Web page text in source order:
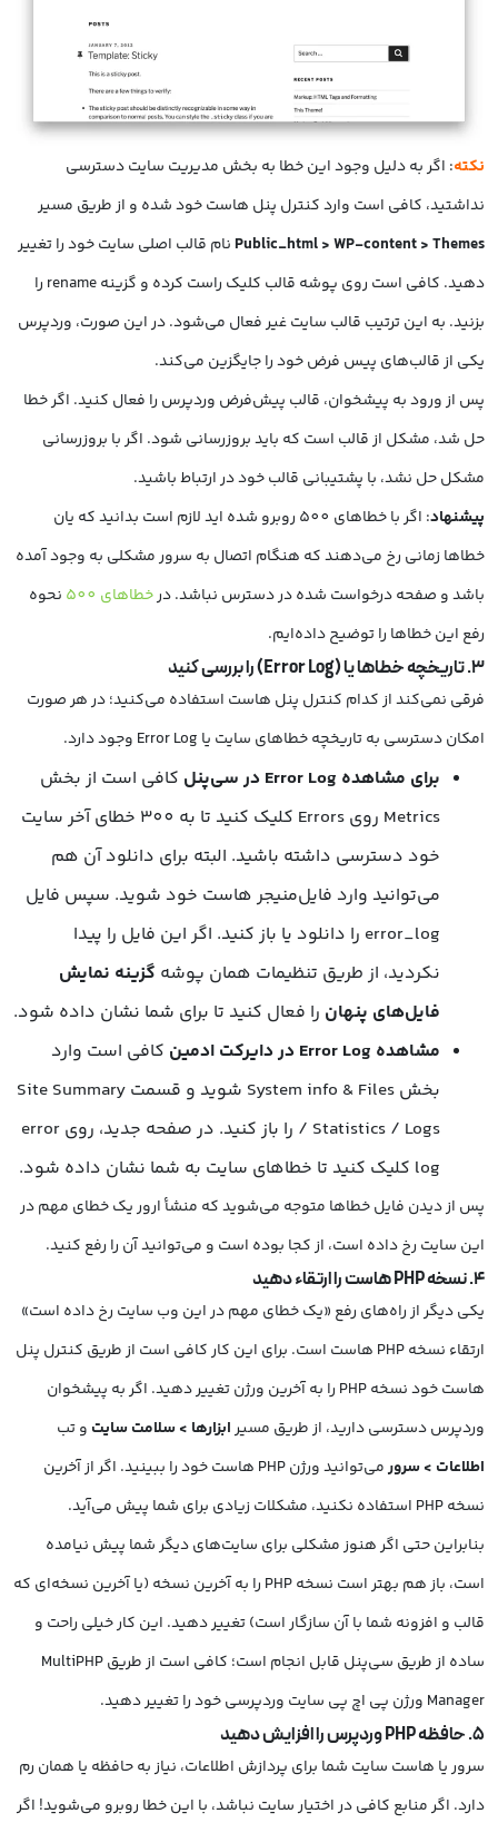
نکته: اگر به دلیل وجود این خطا به بخش مدیریت سایت دسترسی
نداشتید، کافی است وارد کنترل پنل هاست خود شده و از طریق مسیر
Public_html > WP-content > Themesنام قالب اصلی سایت خود را تغییر
دهید. کافی است روی پوشه قالب کلیک راست کرده و گزینه rename را
بزنید. به این ترتیب قالب سایت غیر فعال می‌شود. در این صورت، وردپرس
یکی از قالب‌های پیس فرض خود را جایگزین می‌کند.
پس از ورود به پیشخوان، قالب پیش‌فرض وردپرس را فعال کنید. اگر خطا
حل شد، مشکل از قالب است که باید بروزرسانی شود. اگر با بروزرسانی
مشکل حل نشد، با پشتیبانی قالب خود در ارتباط باشید.
پیشنهاد
: اگر با خطاهای 500 روبرو شده اید لازم است بدانید که یان
خطاها زمانی رخ می‌دهند که هنگام اتصال به سرور مشکلی به وجود آمده
باشد و صفحه درخواست شده در دسترس نباشد. درخطاهای 500
نحوه
رفع این خطاها را توضیح داده‌ایم.
3. تاریخچه خطاها یا ( Error Log) را بررسی کنید
فرقی نمی‌کند از کدام کنترل پنل هاست استفاده می‌کنید؛ در هر صورت
امکان دسترسی به تاریخچه خطاهای سایت یا Error Log وجود دارد.
برای مشاهده Error Log در سی‌پنل کافی است از بخش
Metrics روی Errors کلیک کنید تا به 300 خطای آخر سایت
خود دسترسی داشته باشید. البته برای دانلود آن هم
می‌توانید وارد فایل‌منیجر هاست خود شوید. سپس فایل
error_log را دانلود یا باز کنید. اگر این فایل را پیدا
نکردید، از طریق تنظیمات همان پوشه گزینه نمایش
فایل‌های پنهان را فعال کنید تا برای شما نشان داده شود.
مشاهده Error Log در دایرکت ادمین کافی است وارد
بخش System info & Files شوید و قسمت Site Summary
/ Statistics / Logs را باز کنید. در صفحه جدید، روی error
log کلیک کنید تا خطاهای سایت به شما نشان داده شود.
پس از دیدن فایل خطاها متوجه می‌شوید که منشأ ارور یک خطای مهم در
این سایت رخ داده است، از کجا بوده است و می‌توانید آن را رفع کنید.
4. نسخه PHPهاست راارتقاء دهید
یکی دیگر از راه‌های رفع «یک خطای مهم در این وب سایت رخ داده است»
ارتقاء نسخه PHP هاست است. برای این کار کافی است از طریق کنترل پنل
هاست خود نسخه PHP را به آخرین ورژن تغییر دهید. اگر به پیشخوان
وردپرس دسترسی دارید، از طریق مسیرابزارها > سلامت سایت و تب
اطلاعات > سرور
می‌توانید ورژن PHP هاست خود را ببینید. اگر از آخرین
نسخه PHP استفاده نکنید، مشکلات زیادی برای شما پیش می‌آید.
بنابراین حتی اگر هنوز مشکلی برای سایت‌های دیگر شما پیش نیامده
است، باز هم بهتر است نسخه PHP را به آخرین نسخه (یا آخرین نسخه‌ای که
قالب و افزونه شما با آن سازگار است) تغییر دهید. این کار خیلی راحت و
ساده از طریق سی‌پنل قابل انجام است؛ کافی است از طریق MultiPHP
Manager ورژن پی اچ پی سایت وردپرسی خود را تغییر دهید.
5. حافظه PHPوردپرس را افزایش دهید
سرور یا هاست سایت شما برای پردازش اطلاعات، نیاز به حافظه یا همان رم
دارد. اگر منابع کافی در اختیار سایت نباشد، با این خطا روبرو می‌شوید! اگر